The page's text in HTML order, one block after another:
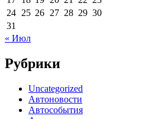
24 25 26 27 28 29 30
31
« Июл
Рубрики
Uncategorized
Автоновости
Автособытия